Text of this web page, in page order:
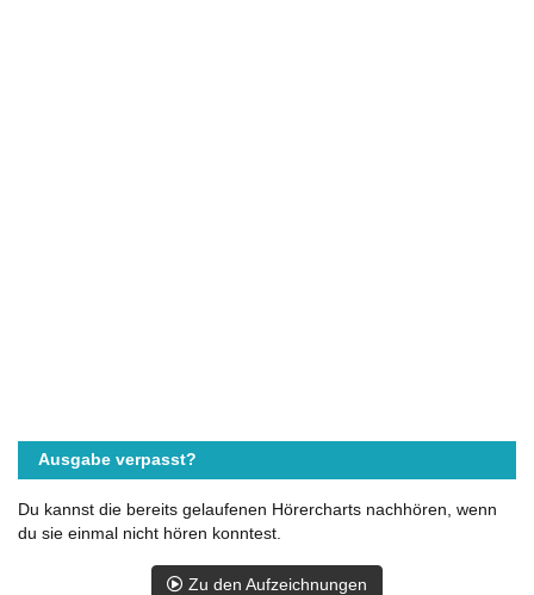
Ausgabe verpasst?
Du kannst die bereits gelaufenen Hörercharts nachhören, wenn
du sie einmal nicht hören konntest.
Zu den Aufzeichnungen